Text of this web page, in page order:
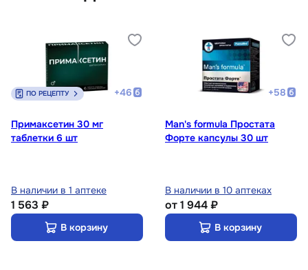
ПО РЕЦЕПТУ +46
Примаксетин 30 мг
таблетки 6 шт
В наличии в 1 аптеке
1 563 ₽
В корзину
+58
Man's formula Простата
Форте капсулы 30 шт
В наличии в 10 аптеках
от1 944 ₽
В корзину